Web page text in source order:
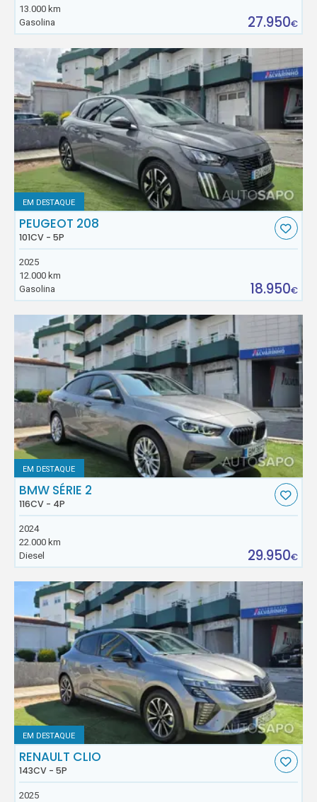
13.000 km
Gasolina
27.950€
EM DESTAQUE
PEUGEOT 208
101CV - 5P
2025
12.000 km
Gasolina
18.950€
EM DESTAQUE
BMW SÉRIE 2
116CV - 4P
2024
22.000 km
Diesel
29.950€
EM DESTAQUE
RENAULT CLIO
143CV - 5P
2025